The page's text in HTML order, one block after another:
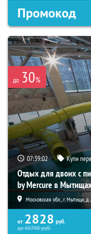
Промокод
до 30%
07:39:01 Купи
Отдых для двоих с
by Mercure в
Московская обл., г. Мытищи, д.
от 2828 руб.
до65700руб.